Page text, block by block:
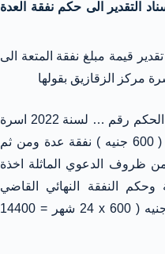
التقدير الى حكم نفقة العدة
قيمة مبلغ نفقة المتعة الى
( ولما كانت المدعية قد تحصلت علي الحكم رقم … لسنة 2022 اسرة
مركز الزقازيق القاضي بنفقة زوجية ( 600 جنيه ) نفقة عدة ومن ثم
ظروف الدعوي الماثلة اخذة
وحكم النفقة النهائي القاضي
( 600
x
24 شهر = 14400